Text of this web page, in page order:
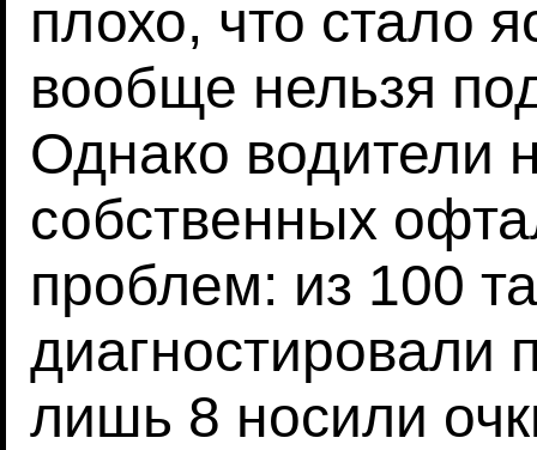
плохо, что стало
вообще нельзя
Однако водители
собственных
проблем: из 100
диагностировали
лишь 8 носили